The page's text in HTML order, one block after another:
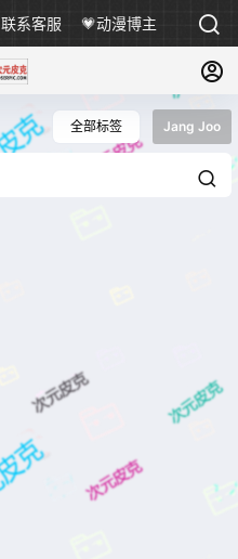
联系客服 💗动漫博主
全部标签 Jang Joo